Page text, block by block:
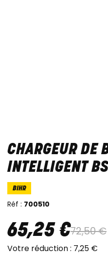
CHARGEUR DE
INTELLIGENT
BIHR
Réf : 700510
65,25 €72,50€
Votre réduction : 7,25 €